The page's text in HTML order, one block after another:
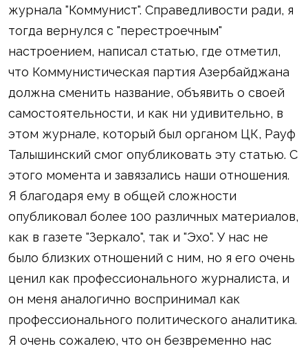
журнала "Коммунист". Справедливости ради, я
тогда вернулся с "перестроечным"
настроением, написал статью, где отметил,
что Коммунистическая партия Азербайджана
должна сменить название, объявить о своей
самостоятельности, и как ни удивительно, в
этом журнале, который был органом ЦК, Рауф
Талышинский смог опубликовать эту статью. С
этого момента и завязались наши отношения.
Я благодаря ему в общей сложности
опубликовал более 100 различных материалов,
как в газете "Зеркало", так и "Эхо". У нас не
было близких отношений с ним, но я его очень
ценил как профессионального журналиста, и
он меня аналогично воспринимал как
профессионального политического аналитика.
Я очень сожалею, что он безвременно нас